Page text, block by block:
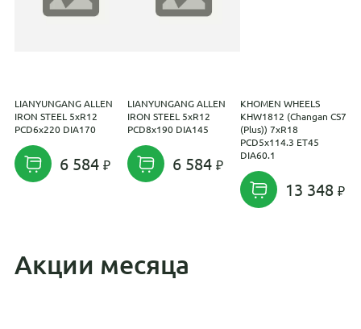
LIANYUNGANG ALLEN
IRON STEEL 5xR12
PCD6x220 DIA170
6 584
LIANYUNGANG ALLEN
IRON STEEL 5xR12
PCD8x190 DIA145
6 584
KHOMEN WHEELS
KHW1812 (Changan CS75
(Plus)) 7xR18
PCD5x114.3 ET45
DIA60.1
13 348
Акции месяца